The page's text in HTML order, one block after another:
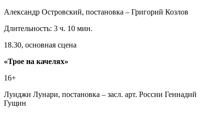
Александр Островский, постановка – Григорий Козлов
Длительность: 3 ч. 10 мин.
18.30, основная сцена
«Трое на качелях»
16+
Луиджи Лунари, постановка – засл. арт. России Геннадий
Гущин